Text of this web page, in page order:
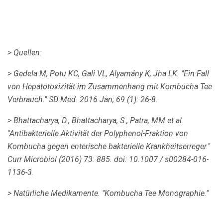
> Quellen:
> Gedela M, Potu KC, Gali VL, Alyamány K, Jha LK. "Ein Fall
von Hepatotoxizität im Zusammenhang mit Kombucha Tee
Verbrauch." SD Med. 2016 Jan; 69 (1): 26-8.
> Bhattacharya, D., Bhattacharya, S., Patra, MM et al.
"Antibakterielle Aktivität der Polyphenol-Fraktion von
Kombucha gegen enterische bakterielle Krankheitserreger."
Curr Microbiol (2016) 73: 885. doi: 10.1007 / s00284-016-
1136-3.
> Natürliche Medikamente. "Kombucha Tee Monographie."